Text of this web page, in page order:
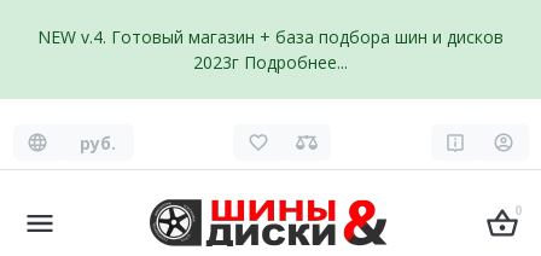
NEW v.4. Готовый магазин + база подбора шин и дисков
2023г Подробнее...
руб.
0